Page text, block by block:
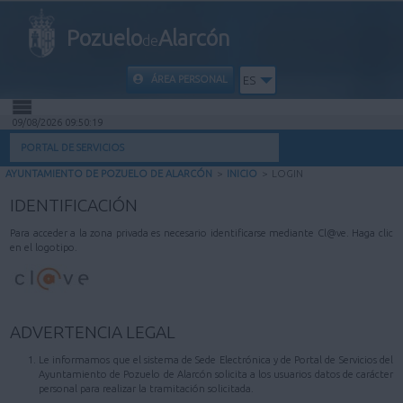
PozuelodeAlarcón
ÁREA PERSONAL ES
INICIO
MI CARPETA
INFORMACIÓN MUNICIPAL
AYUDA
09/08/2026 09:50:19
PORTAL DE SERVICIOS
AYUNTAMIENTO DE POZUELO DE ALARCÓN > INICIO > LOGIN
IDENTIFICACIÓN
Para acceder a la zona privada es necesario identificarse mediante Cl@ve. Haga clic
en el logotipo.
ADVERTENCIA LEGAL
Le informamos que el sistema de Sede Electrónica y de Portal de Servicios del
Ayuntamiento de Pozuelo de Alarcón solicita a los usuarios datos de carácter
personal para realizar la tramitación solicitada.